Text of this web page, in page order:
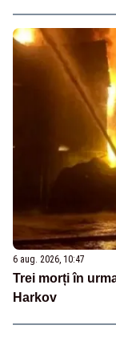
6 aug. 2026, 10:47
Trei morți în
Harkov